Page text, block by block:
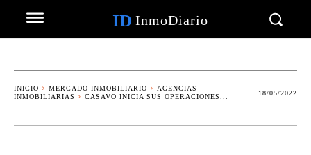
ID InmoDiario
INICIO MERCADO INMOBILIARIO
AGENCIAS
INMOBILIARIAS
CASAVO INICIA SUS OPERACIONES...
18/05/2022